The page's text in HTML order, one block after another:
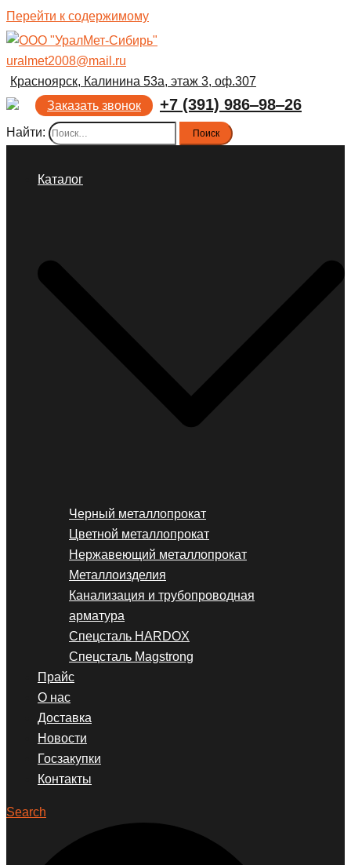
Перейти к содержимому
uralmet2008@mail.ru
Красноярск, Калинина 53а, этаж 3, оф.307
Заказать звонок
+7 (391) 986‒98‒26
Найти:
Каталог
Черный металлопрокат
Цветной металлопрокат
Нержавеющий металлопрокат
Металлоизделия
Канализация и трубопроводная
арматура
Спецсталь HARDOX
Спецсталь Magstrong
Прайс
О нас
Доставка
Новости
Госзакупки
Контакты
Search